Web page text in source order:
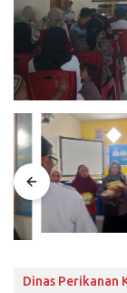
Dinas Perikanan